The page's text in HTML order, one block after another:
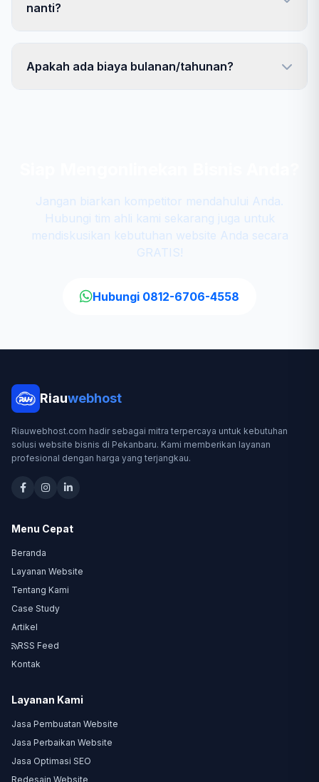
nanti?
Apakah ada biaya bulanan/tahunan?
Jangan biarkan kompetitor mendahului Anda.
Hubungi tim ahli kami sekarang juga untuk
mendiskusikan kebutuhan website Anda secara
GRATIS!
Hubungi 0812-6706-4558
Riauwebhost
Riauwebhost.com hadir sebagai mitra terpercaya untuk kebutuhan
solusi website bisnis di Pekanbaru. Kami memberikan layanan
profesional dengan harga yang terjangkau.
Menu Cepat
Beranda
Layanan Website
Tentang Kami
Case Study
Artikel
RSS Feed
Kontak
Layanan Kami
Jasa Pembuatan Website
Jasa Perbaikan Website
Jasa Optimasi SEO
Redesain Website